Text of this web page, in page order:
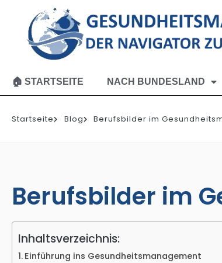
🏠 STARTSEITE NACH BUNDESLAND
Startseite Blog Berufsbilder im
Berufsbilder im
Inhaltsverzeichnis:
Einführung ins Gesundheitsmanagement